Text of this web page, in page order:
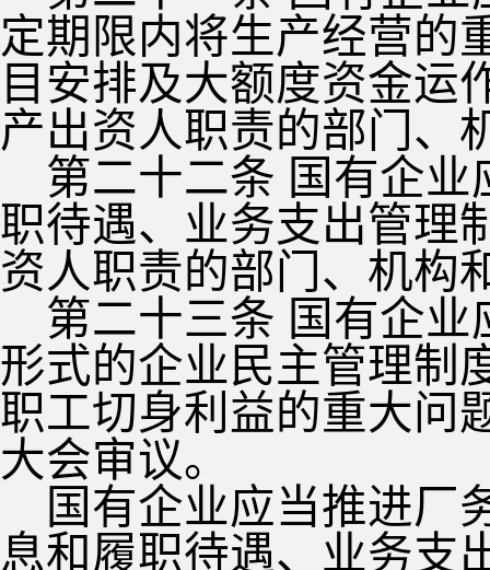
定期限内将生产经营的
目安排及大额度资金运
产出资人职责的部门、
第二十二条 国有企
职待遇、业务支出管理
资人职责的部门、机构
第二十三条 国有企
形式的企业民主管理制
职工切身利益的重大问
大会审议。
国有企业应当推进厂
息和履职待遇、业务支